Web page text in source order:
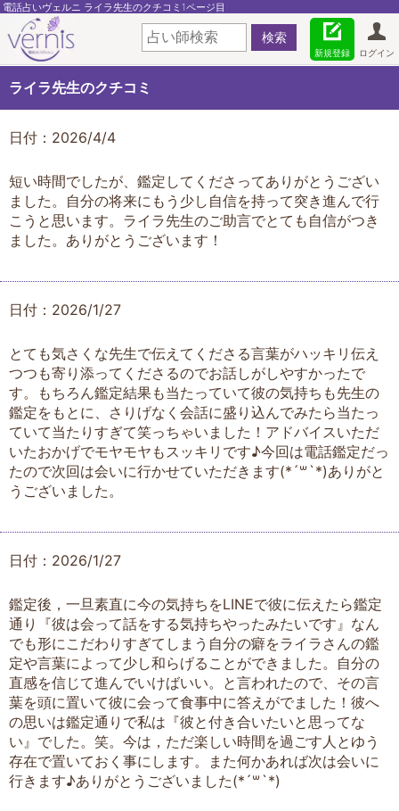
電話占いヴェルニ ライラ先生のクチコミ1ページ目
ログイン
新規登録
ライラ先生のクチコミ
日付：2026/4/4
短い時間でしたが、鑑定してくださってありがとうござい
ました。自分の将来にもう少し自信を持って突き進んで行
こうと思います。ライラ先生のご助言でとても自信がつき
ました。ありがとうございます！
日付：2026/1/27
とても気さくな先生で伝えてくださる言葉がハッキリ伝え
つつも寄り添ってくださるのでお話しがしやすかったで
す。もちろん鑑定結果も当たっていて彼の気持ちも先生の
鑑定をもとに、さりげなく会話に盛り込んでみたら当たっ
ていて当たりすぎて笑っちゃいました！アドバイスいただ
いたおかげでモヤモヤもスッキリです♪今回は電話鑑定だっ
たので次回は会いに行かせていただきます(*´꒳`*)ありがと
うございました。
日付：2026/1/27
鑑定後，一旦素直に今の気持ちをLINEで彼に伝えたら鑑定
通り『彼は会って話をする気持ちやったみたいです』なん
でも形にこだわりすぎてしまう自分の癖をライラさんの鑑
定や言葉によって少し和らげることができました。自分の
直感を信じて進んでいけばいい。と言われたので、その言
葉を頭に置いて彼に会って食事中に答えがでました！彼へ
の思いは鑑定通りで私は『彼と付き合いたいと思ってな
い』でした。笑。今は，ただ楽しい時間を過ごす人とゆう
存在で置いておく事にします。また何かあれば次は会いに
行きます♪ありがとうございました(*´꒳`*)